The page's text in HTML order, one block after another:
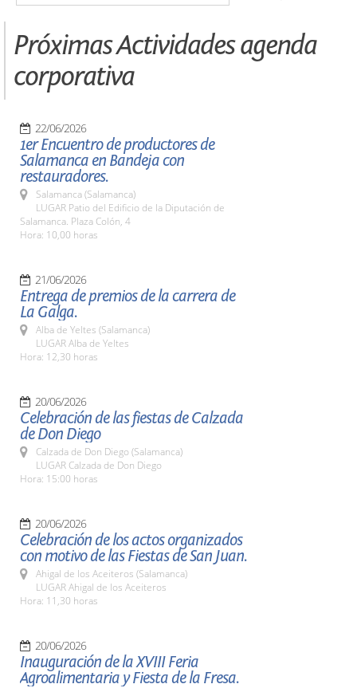
Próximas Actividades agenda
corporativa
22/06/2026
1er Encuentro de productores de
Salamanca en Bandeja con
restauradores.
Salamanca (Salamanca)
LUGAR Patio del Edificio de la Diputación de
Salamanca. Plaza Colón, 4
Hora: 10,00 horas
21/06/2026
Entrega de premios de la carrera de
La Galga.
Alba de Yeltes (Salamanca)
LUGAR Alba de Yeltes
Hora: 12,30 horas
20/06/2026
Celebración de las fiestas de Calzada
de Don Diego
Calzada de Don Diego (Salamanca)
LUGAR Calzada de Don Diego
Hora: 15:00 horas
20/06/2026
Celebración de los actos organizados
con motivo de las Fiestas de San Juan.
Ahigal de los Aceiteros (Salamanca)
LUGAR Ahigal de los Aceiteros
Hora: 11,30 horas
20/06/2026
Inauguración de la XVIII Feria
Agroalimentaria y Fiesta de la Fresa.